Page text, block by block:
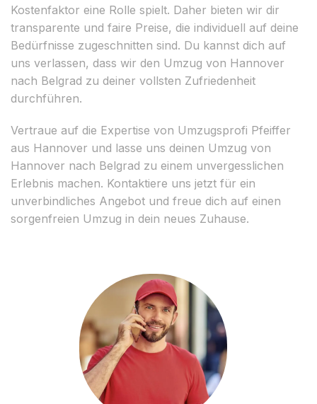
Kostenfaktor eine Rolle spielt. Daher bieten wir dir
transparente und faire Preise, die individuell auf deine
Bedürfnisse zugeschnitten sind. Du kannst dich auf
uns verlassen, dass wir den Umzug von Hannover
nach Belgrad zu deiner vollsten Zufriedenheit
durchführen.
Vertraue auf die Expertise von Umzugsprofi Pfeiffer
aus Hannover und lasse uns deinen Umzug von
Hannover nach Belgrad zu einem unvergesslichen
Erlebnis machen. Kontaktiere uns jetzt für ein
unverbindliches Angebot und freue dich auf einen
sorgenfreien Umzug in dein neues Zuhause.